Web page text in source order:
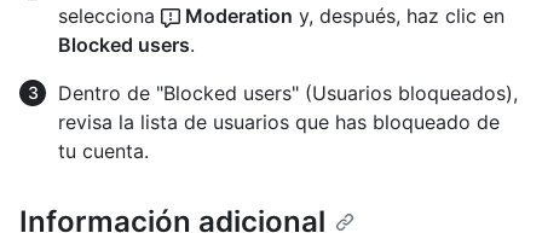
selecciona
Moderation y, después, haz clic en
Blocked users.
Dentro de "Blocked users" (Usuarios bloqueados),
revisa la lista de usuarios que has bloqueado de
tu cuenta.
Información adicional